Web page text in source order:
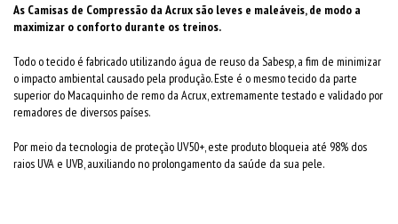
As Camisas de Compressão da Acrux são leves e maleáveis, de modo a
maximizar o conforto durante os treinos.
Todo o tecido é fabricado utilizando água de reuso da Sabesp, a fim de minimizar
o impacto ambiental causado pela produção. Este é o mesmo tecido da parte
superior do Macaquinho de remo da Acrux, extremamente testado e validado por
remadores de diversos países.
Por meio da tecnologia de proteção UV50+, este produto bloqueia até 98% dos
raios UVA e UVB, auxiliando no prolongamento da saúde da sua pele.